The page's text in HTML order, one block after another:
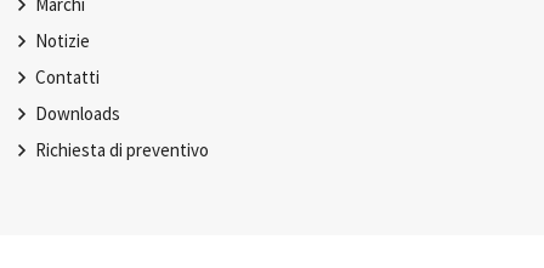
Notizie
Contatti
Downloads
Richiesta di preventivo